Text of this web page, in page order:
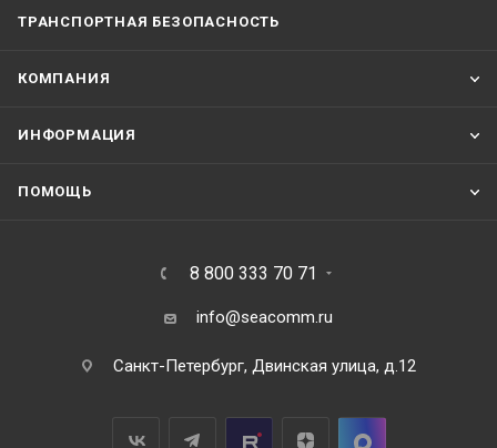
ТРАНСПОРТНАЯ БЕЗОПАСНОСТЬ
КОМПАНИЯ
ИНФОРМАЦИЯ
ПОМОЩЬ
8 800 333 70 71
info@seacomm.ru
Санкт-Петербург, Двинская улица, д.12